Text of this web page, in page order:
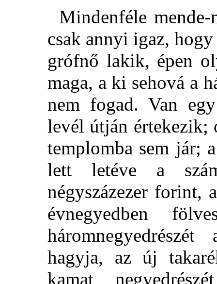
Mindenféle
csak annyi igaz,
grófnő lakik, épen
maga, a ki sehová a
nem fogad. Van
levél útján értekezik;
templomba sem jár;
lett letéve a
négyszázezer forint,
évnegyedben
hagyja, az új
kamat